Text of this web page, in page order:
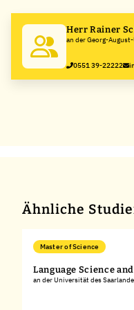
Herr Rainer
an der Georg-
0551 39-22222
Ähnliche
Master of Science
Language Science
an der Universität des